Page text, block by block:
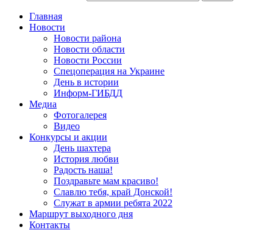
Главная
Новости
Новости района
Новости области
Новости России
Спецоперация на Украине
День в истории
Информ-ГИБДД
Медиа
Фотогалерея
Видео
Конкурсы и акции
День шахтера
История любви
Радость наша!
Поздравьте мам красиво!
Славлю тебя, край Донской!
Служат в армии ребята 2022
Маршрут выходного дня
Контакты